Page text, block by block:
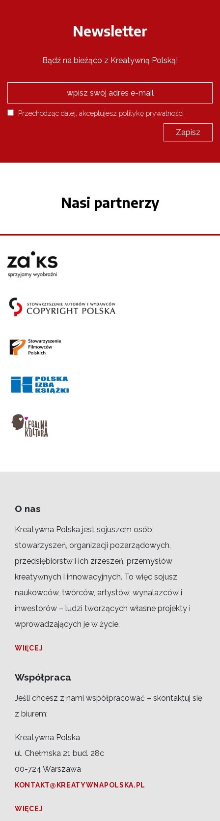
Newsletter
Bądź na bieżąco z Kreatywną Polską!
Przechodząc dalej, akceptujesz politykę prywatności
Nasi partnerzy
O nas
Kreatywna Polska jest sojuszem osób,
stowarzyszeń, organizacji pozarządowych,
przedsiębiorstw i ich zrzeszeń, przemysłów
kreatywnych i innowacyjnych. To więc sojusz
naukowców, twórców, artystów, wynalazców i
inwestorów – ludzi tworzących własne projekty i
wprowadzających je w życie.
WIĘCEJ
Współpraca
Jeśli chcesz z nami współpracować – skontaktuj się
z biurem:
Kreatywna Polska
ul. Chełmska 21 bud. 28c
00-724 Warszawa
KONTAKT@KREATYWNAPOLSKA.PL
WIĘCEJ